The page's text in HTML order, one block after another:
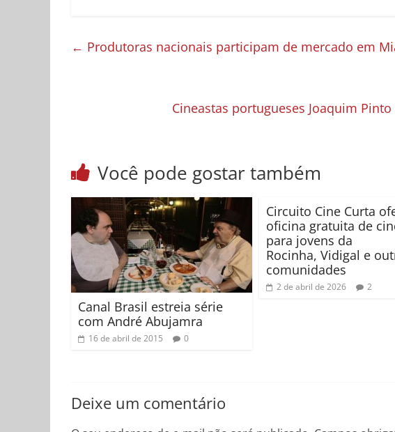
← Produtoras nacionais participam de mercado em
Cineastas portugueses Joaquim
Você pode gostar também
Canal Brasil estreia série
com André Abujamra
16 de abril de 2015 0
Circuito Cine Curta
oficina gratuita de
para jovens da
Rocinha, Vidigal e
comunidades
2 de abril de 2026 2
Deixe um comentário